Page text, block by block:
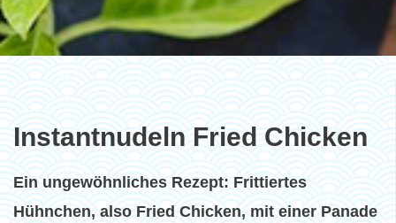
Instantnudeln Fried Chicken
Ein ungewöhnliches Rezept: Frittiertes
Hühnchen, also Fried Chicken, mit einer Panade